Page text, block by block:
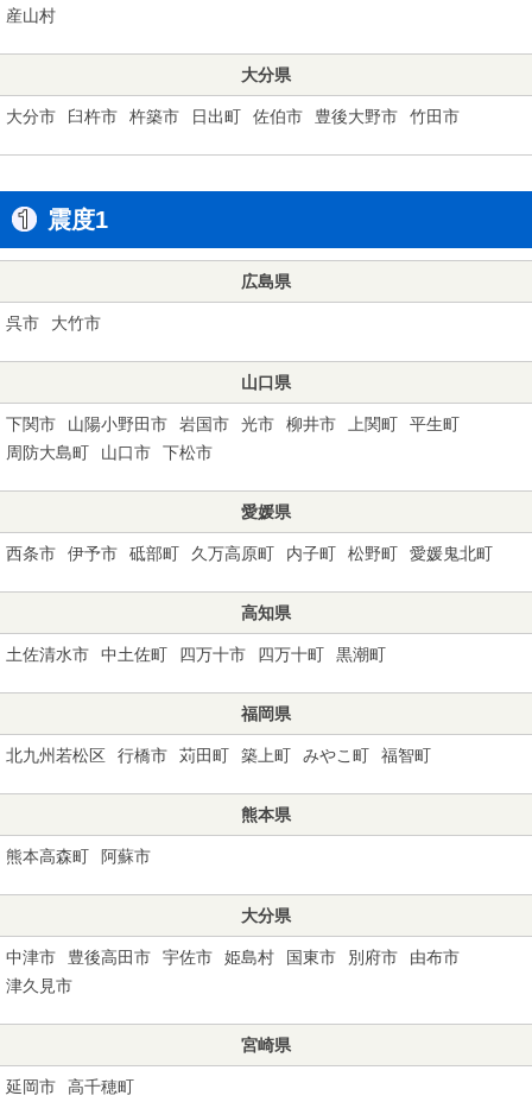
産山村
大分県
大分市 臼杵市 杵築市 日出町 佐伯市 豊後大野市 竹田市
震度1
広島県
呉市 大竹市
山口県
下関市 山陽小野田市 岩国市 光市 柳井市 上関町
平生町
周防大島町
山口市 下松市
愛媛県
西条市 伊予市 砥部町 久万高原町 内子町 松野町 愛媛鬼北町
高知県
土佐清水市 中土佐町 四万十市 四万十町 黒潮町
福岡県
北九州若松区 行橋市 苅田町 築上町 みやこ町 福智町
熊本県
熊本高森町 阿蘇市
大分県
中津市 豊後高田市 宇佐市 姫島村 国東市 別府市
由布市
津久見市
宮崎県
延岡市 高千穂町